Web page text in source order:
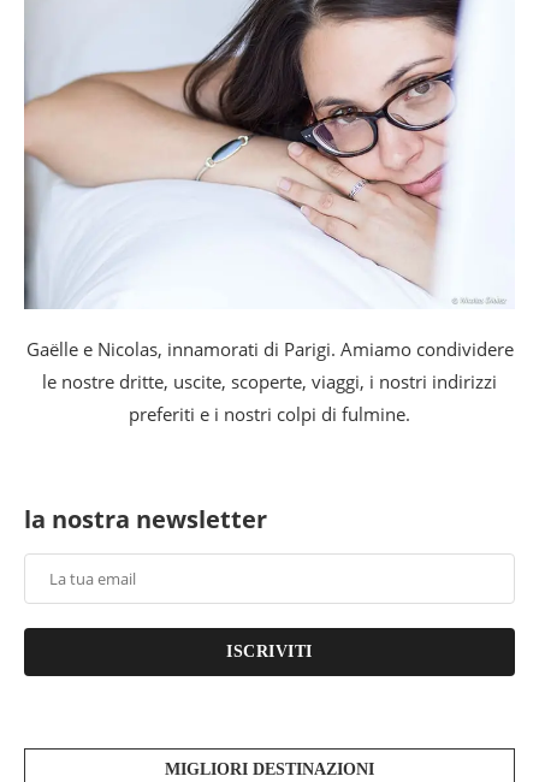
Gaëlle e Nicolas, innamorati di Parigi. Amiamo condividere
le nostre dritte, uscite, scoperte, viaggi, i nostri indirizzi
preferiti e i nostri colpi di fulmine.
la nostra newsletter
ISCRIVITI
MIGLIORI DESTINAZIONI